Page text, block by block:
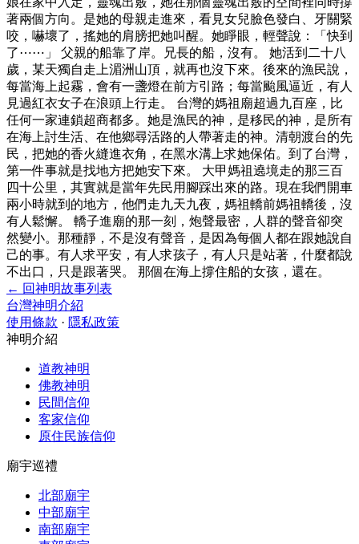
著兩個方向。是她的母親走進來，看見女兒臉色發白、牙關緊
咬，嚇壞了，搖她的肩膀把她叫醒。她睜眼，輕聲說：「快到
了⋯⋯」 父親的船靠了岸。兄長的船，沒有。 她活到二十八
歲，某天獨自走上湄洲山頂，就再也沒下來。後來的漁民說，
每當海上起霧，會有一盞燈在前方引路；每當颱風逼近，有人
見過紅衣女子在浪頭上行走。 台灣的媽祖廟超過九百座，比
任何一家連鎖超商都多。她是漁民的神，是移民的神，是所有
在海上討生活、在他鄉尋活路的人帶著走的神。清朝渡台的先
民，把她的香火縫進衣角，在黑水溝上求她保佑。到了台灣，
第一件事就是找地方把她安下來。 大甲媽祖遶境走的那三百
四十公里，其實就是當年先民用腳踩出來的路。現在我們開車
兩小時就到的地方，他們走九天九夜，媽祖轎前媽祖轎後，沒
有人鬆懈。 轎子進廟的那一刻，炮聲最密，人群的聲音卻突
然變小。那種靜，不是沒有聲音，是因為每個人都在跟她說自
己的事。有人求平安，有人求孩子，有人只是站著，什麼都說
不出口，只是跟著哭。 那個在海上撐住船的女孩，還在。
← 回神明故事列表
台灣神明介紹
使用條款 · 隱私政策
神明介紹
道教神明
佛教神明
民間信仰
客家信仰
原住民族信仰
廟宇巡禮
北部廟宇
中部廟宇
南部廟宇